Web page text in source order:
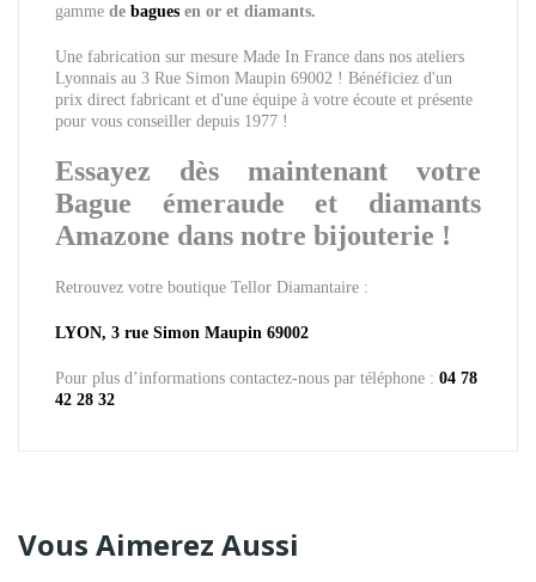
gamme de bagues en or et diamants.
Une fabrication sur mesure Made In France dans nos ateliers
Lyonnais au 3 Rue Simon Maupin 69002 ! Bénéficiez d'un
prix direct fabricant et d'une équipe à votre écoute et présente
pour vous conseiller depuis 1977 !
Essayez dès maintenant votre
Bague émeraude et diamants
Amazone dans notre bijouterie !
Retrouvez votre boutique Tellor Diamantaire :
LYON, 3 rue Simon Maupin 69002
Pour plus d’informations contactez-nous par téléphone : 04 78
42 28 32
Vous Aimerez Aussi